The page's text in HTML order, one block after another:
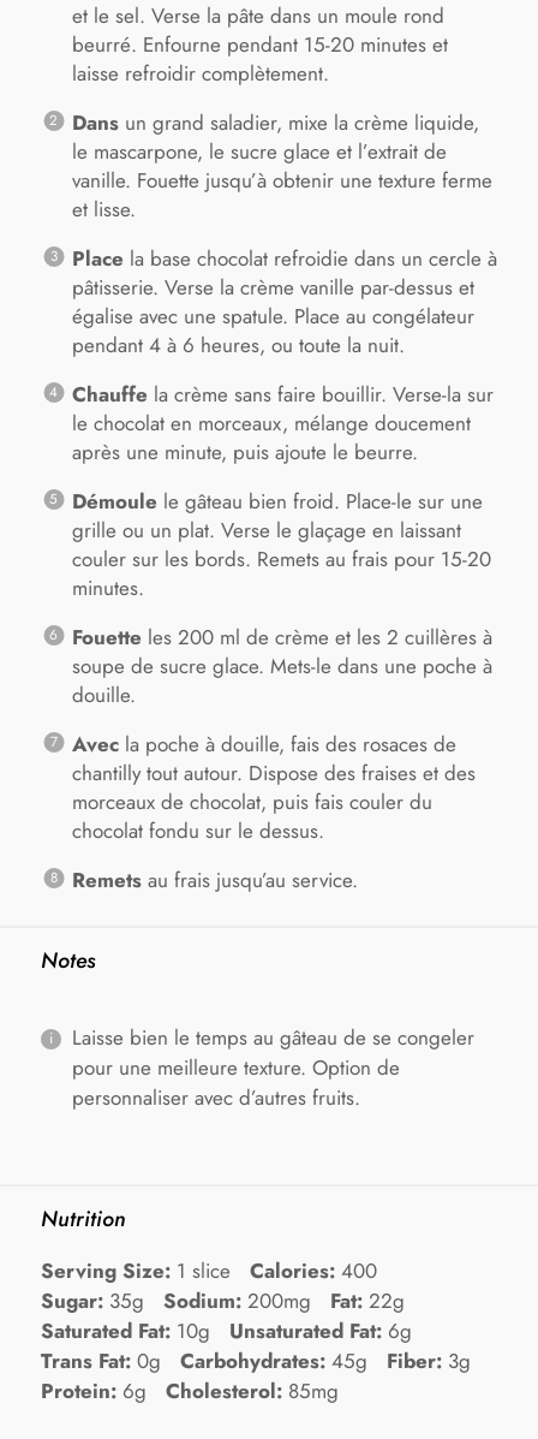
et le sel. Verse la pâte dans un moule rond
beurré. Enfourne pendant 15-20 minutes et
laisse refroidir complètement.
Dansun grand saladier, mixe la crème liquide,
le mascarpone, le sucre glace et l’extrait de
vanille. Fouette jusqu’à obtenir une texture ferme
et lisse.
Place la base chocolat refroidie dans un cercle à
pâtisserie. Verse la crème vanille par-dessus et
égalise avec une spatule. Place au congélateur
pendant 4 à 6 heures, ou toute la nuit.
Chauffe la crème sans faire bouillir. Verse-la sur
le chocolat en morceaux, mélange doucement
après une minute, puis ajoute le beurre.
Démoule le gâteau bien froid. Place-le sur une
grille ou un plat. Verse le glaçage en laissant
couler sur les bords. Remets au frais pour 15-20
minutes.
Fouette les 200 ml de crème et les 2 cuillères à
soupe de sucre glace. Mets-le dans une poche à
douille.
Avecla poche à douille, fais des rosaces de
chantilly tout autour. Dispose des fraises et des
morceaux de chocolat, puis fais couler du
chocolat fondu sur le dessus.
Remetsau frais jusqu’au service.
Notes
Laisse bien le temps au gâteau de se congeler
pour une meilleure texture. Option de
personnaliser avec d’autres fruits.
Nutrition
Serving Size: 1 slice Calories: 400
Sugar: 35g Sodium: 200mg Fat: 22g
Saturated Fat: 10g Unsaturated Fat: 6g
Trans Fat: 0g Carbohydrates: 45g Fiber: 3g
Protein: 6g Cholesterol: 85mg